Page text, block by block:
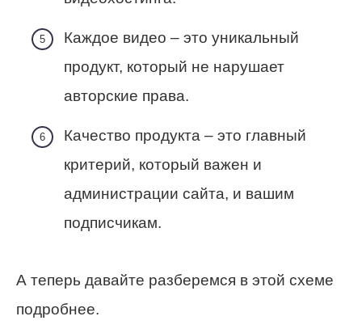
Каждое видео – это уникальный
продукт, который не нарушает
авторские права.
Качество продукта – это главный
критерий, который важен и
администрации сайта, и вашим
подписчикам.
А теперь давайте разберемся в этой схеме
подробнее.